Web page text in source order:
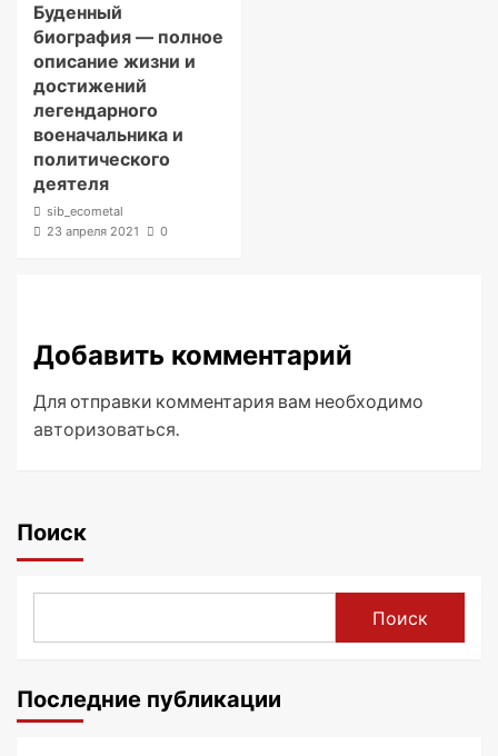
Буденный
биография — полное
описание жизни и
достижений
легендарного
военачальника и
политического
деятеля
sib_ecometal
23 апреля 2021
0
Добавить комментарий
Для отправки комментария вам необходимо
авторизоваться.
Поиск
Поиск
Последние публикации